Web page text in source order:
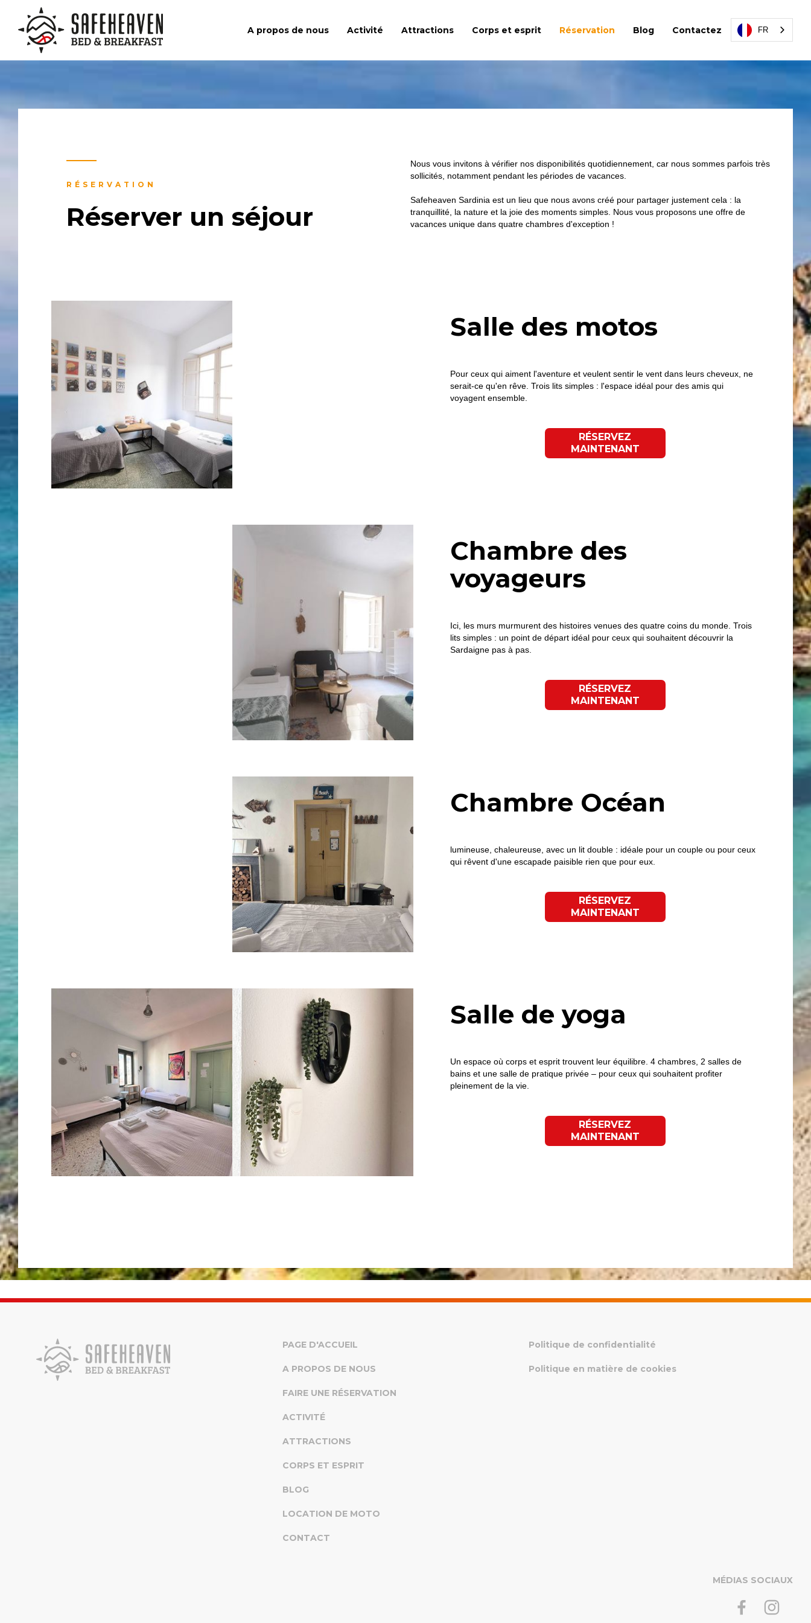
A propos de nous Activité Attractions Corps et esprit Réservation Blog Contactez FR
RÉSERVATION
Réserver un séjour
Nous vous invitons à vérifier nos disponibilités quotidiennement, car nous sommes parfois très
sollicités, notamment pendant les périodes de vacances.
Safeheaven Sardinia est un lieu que nous avons créé pour partager justement cela : la
tranquillité, la nature et la joie des moments simples. Nous vous proposons une offre de
vacances unique dans quatre chambres d'exception !
Salle des motos
Pour ceux qui aiment l'aventure et veulent sentir le vent dans leurs cheveux, ne
serait-ce qu'en rêve. Trois lits simples : l'espace idéal pour des amis qui
voyagent ensemble.
RÉSERVEZ
MAINTENANT
Chambre des
voyageurs
Ici, les murs murmurent des histoires venues des quatre coins du monde. Trois
lits simples : un point de départ idéal pour ceux qui souhaitent découvrir la
Sardaigne pas à pas.
RÉSERVEZ
MAINTENANT
Chambre Océan
lumineuse, chaleureuse, avec un lit double : idéale pour un couple ou pour ceux
qui rêvent d'une escapade paisible rien que pour eux.
RÉSERVEZ
MAINTENANT
Salle de yoga
Un espace où corps et esprit trouvent leur équilibre. 4 chambres, 2 salles de
bains et une salle de pratique privée – pour ceux qui souhaitent profiter
pleinement de la vie.
RÉSERVEZ
MAINTENANT
PAGE D'ACCUEIL
A PROPOS DE NOUS
FAIRE UNE RÉSERVATION
ACTIVITÉ
ATTRACTIONS
CORPS ET ESPRIT
BLOG
LOCATION DE MOTO
CONTACT
Politique de confidentialité
Politique en matière de cookies
MÉDIAS SOCIAUX